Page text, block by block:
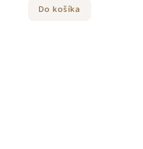
Do košíka